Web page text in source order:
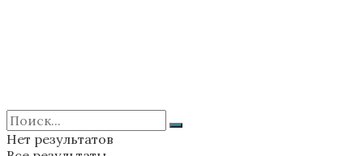
Нет результатов